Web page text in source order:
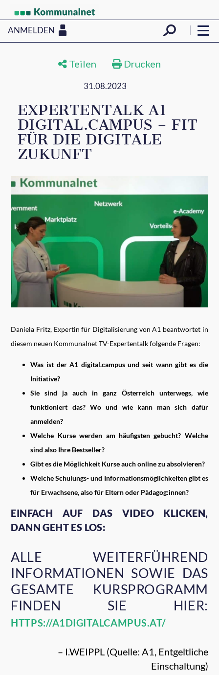
ANMELDEN
Teilen Drucken
31.08.2023
EXPERTENTALK A1
DIGITAL.CAMPUS – FIT
FÜR DIE DIGITALE
ZUKUNFT
Daniela Fritz, Expertin für Digitalisierung von A1 beantwortet in
diesem neuen Kommunalnet TV-Expertentalk folgende Fragen:
Was ist der A1 digital.campus und seit wann gibt es die
Initiative?
Sie sind ja auch in ganz Österreich unterwegs, wie
funktioniert das? Wo und wie kann man sich dafür
anmelden?
Welche Kurse werden am häufigsten gebucht? Welche
sind also Ihre Bestseller?
Gibt es die Möglichkeit Kurse auch online zu absolvieren?
Welche Schulungs- und Informationsmöglichkeiten gibt es
für Erwachsene, also für Eltern oder Pädagog:innen?
EINFACH AUF DAS VIDEO KLICKEN,
DANN GEHT ES LOS:
ALLE WEITERFÜHREND
INFORMATIONEN SOWIE DAS
GESAMTE KURSPROGRAMM
FINDEN SIE HIER:
HTTPS://A1DIGITALCAMPUS.AT/
– I.WEIPPL (Quelle: A1, Entgeltliche
Einschaltung)